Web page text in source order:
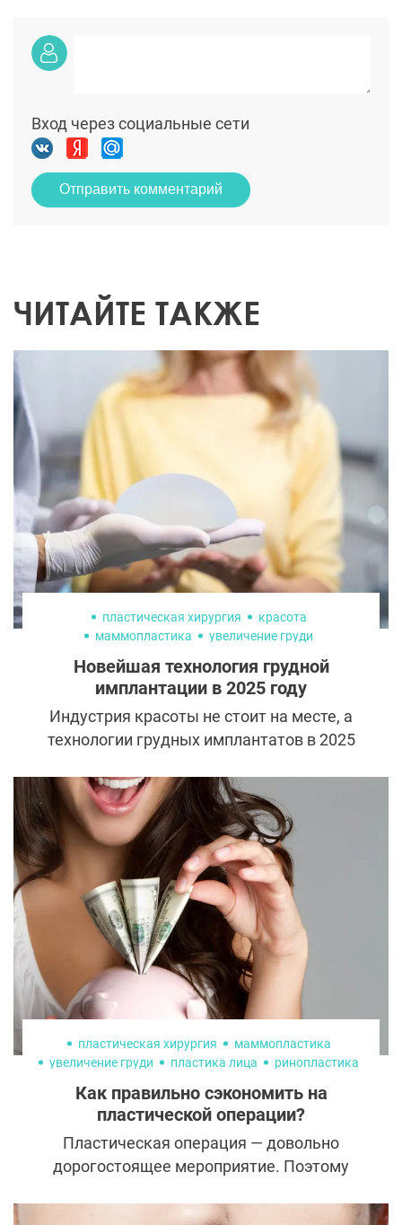
Вход через социальные сети
Отправить комментарий
ЧИТАЙТЕ ТАКЖЕ
пластическая хирургия
красота
маммопластика
увеличение груди
Новейшая технология грудной
имплантации в 2025 году
Индустрия красоты не стоит на месте, а
технологии грудных имплантатов в 2025
Современные материалы, более
естественные формы и индивидуальный
подход к каждому пациенту. Всё это
формирует новый стандарт в пластической
хирургии.
пластическая хирургия
маммопластика
увеличение груди
пластика лица
ринопластика
Как правильно сэкономить на
пластической операции?
Пластическая операция — довольно
дорогостоящее мероприятие. Поэтому
нормальное явление. Вот только делать